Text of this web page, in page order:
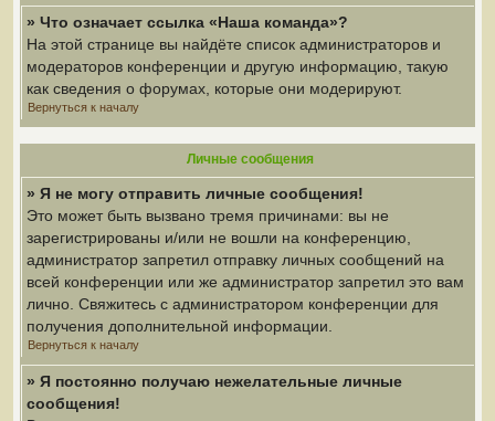
» Что означает ссылка «Наша команда»?
На этой странице вы найдёте список администраторов и
модераторов конференции и другую информацию, такую
как сведения о форумах, которые они модерируют.
Вернуться к началу
Личные сообщения
» Я не могу отправить личные сообщения!
Это может быть вызвано тремя причинами: вы не
зарегистрированы и/или не вошли на конференцию,
администратор запретил отправку личных сообщений на
всей конференции или же администратор запретил это вам
лично. Свяжитесь с администратором конференции для
получения дополнительной информации.
Вернуться к началу
» Я постоянно получаю нежелательные личные
сообщения!